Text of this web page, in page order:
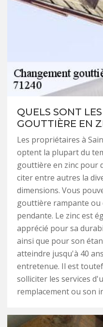
QUELS SONT
GOUTTIÈRE EN
Les propriétaires à
optent la plupart du
gouttière en zinc pour
citer entre autres la
dimensions. Vous
gouttière rampante
pendante. Le zinc est
apprécié pour sa
ainsi que pour son
atteindre jusqu'à 40
entretenue. Il est
solliciter les services
remplacement ou son